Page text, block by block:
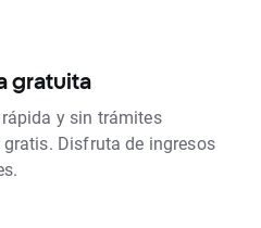
gratuita
y sin trámites
Disfruta de ingresos